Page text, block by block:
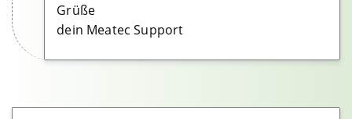
Grüße
dein Meatec Support